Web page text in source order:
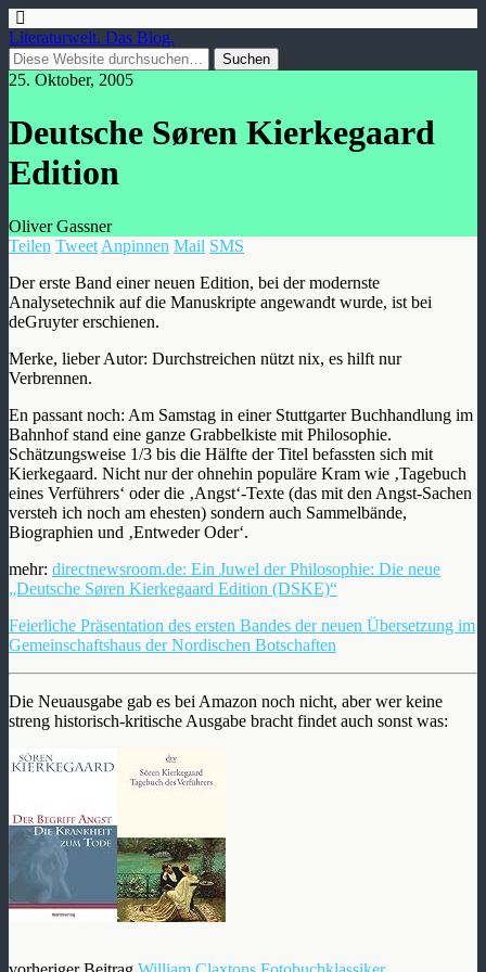
Literaturwelt. Das Blog.
25. Oktober, 2005
Deutsche Søren Kierkegaard
Edition
Oliver Gassner
Teilen Tweet Anpinnen Mail SMS
Der erste Band einer neuen Edition, bei der modernste
Analysetechnik auf die Manuskripte angewandt wurde, ist bei
deGruyter erschienen.
Merke, lieber Autor: Durchstreichen nützt nix, es hilft nur
Verbrennen.
En passant noch: Am Samstag in einer Stuttgarter Buchhandlung im
Bahnhof stand eine ganze Grabbelkiste mit Philosophie.
Schätzungsweise 1/3 bis die Hälfte der Titel befassten sich mit
Kierkegaard. Nicht nur der ohnehin populäre Kram wie ‚Tagebuch
eines Verführers‘ oder die ‚Angst‘-Texte (das mit den Angst-Sachen
versteh ich noch am ehesten) sondern auch Sammelbände,
Biographien und ‚Entweder Oder‘.
mehr: directnewsroom.de: Ein Juwel der Philosophie: Die neue
„Deutsche Søren Kierkegaard Edition (DSKE)“
Feierliche Präsentation des ersten Bandes der neuen Übersetzung im
Gemeinschaftshaus der Nordischen Botschaften
Die Neuausgabe gab es bei Amazon noch nicht, aber wer keine
streng historisch-kritische Ausgabe bracht findet auch sonst was: